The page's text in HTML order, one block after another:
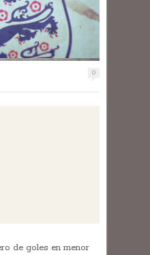
0
de goles en menor